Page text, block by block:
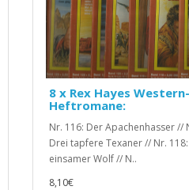
8 x Rex Hayes Western-
Heftromane:
Nr. 116: Der Apachenhasser //
Drei tapfere Texaner // Nr.
einsamer Wolf // N..
8,10€